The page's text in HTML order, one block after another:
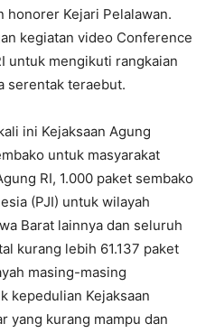
honorer Kejari Pelalawan.
kegiatan video Conference
untuk mengikuti rangkaian
serentak teraebut.
ini Kejaksaan Agung
untuk masyarakat
RI, 1.000 paket sembako
(PJI) untuk wilayah
Barat lainnya dan seluruh
kurang lebih 61.137 paket
masing-masing
kepedulian Kejaksaan
yang kurang mampu dan